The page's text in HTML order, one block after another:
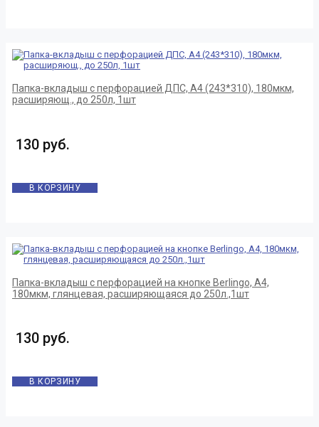
Папка-вкладыш с перфорацией ДПС, А4 (243*310), 180мкм,
расширяющ., до 250л, 1шт
130 руб.
В КОРЗИНУ
Папка-вкладыш с перфорацией на кнопке Berlingo, А4,
180мкм, глянцевая, расширяющаяся до 250л.,1шт
130 руб.
В КОРЗИНУ